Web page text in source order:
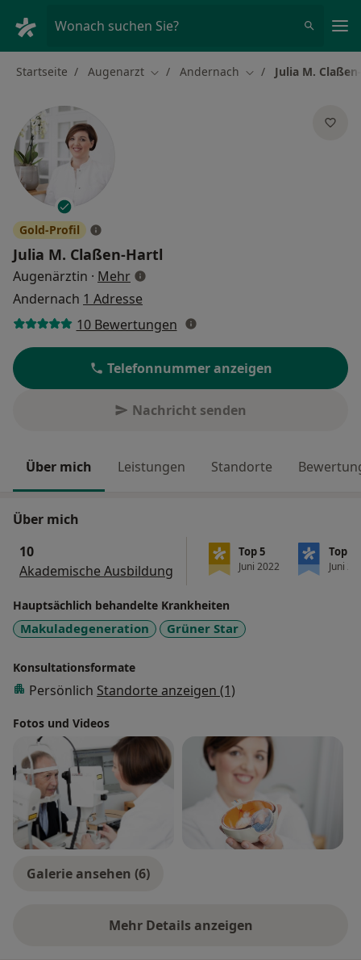
Wonach suchen Sie?
Startseite Augenarzt Stadt ändern
Andernach Stadt ändern
Julia M.
Gold-Profil
Julia M. Claßen-Hartl
Augenärztin · Mehrüber Spezialisierungen
Andernach 1 Adresse
10 Bewertungen
Telefonnummer anzeigen
Nachricht senden
Über mich Leistungen Standorte
Über mich
10
Akademische Ausbildung
Top 5
Juni 2022
Top 20
Juni
Hauptsächlich behandelte Krankheiten
Makuladegeneration Grüner Star
Konsultationsformate
Persönlich Standorte anzeigen (1)
Fotos und Videos
Galerie ansehen (6)
Mehr Details anzeigen
über Erfahrungen